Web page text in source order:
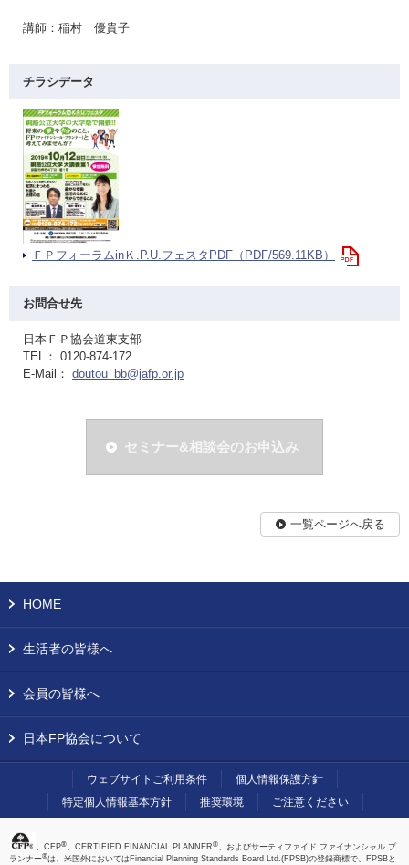
講師：稲村 優貴子
チラシデータ
ＦＰフォーラムinＫ.P.U.フェスタPDF（PDF/569.11KB）
お問合せ先
日本ＦＰ協会道東支部
TEL： 0120-874-172
E-Mail： doutou_bb@jafp.or.jp
セミナー&相談会のお申込み
一覧ページへ戻る
HOME
生活者の皆様へ
会員の皆様へ
日本FP協会について
ウェブサイトご利用条件
個人情報保護方針
特定個人情報基本方針
推奨環境 ご注意ください
、CFP®、CERTIFIED FINANCIAL PLANNER®、およびサーティファイド ファイナンシャル プ
ランナー®は、米国外においてはFinancial Planning Standards Board Ltd.(FPSB)の登録商標で、FPSBと